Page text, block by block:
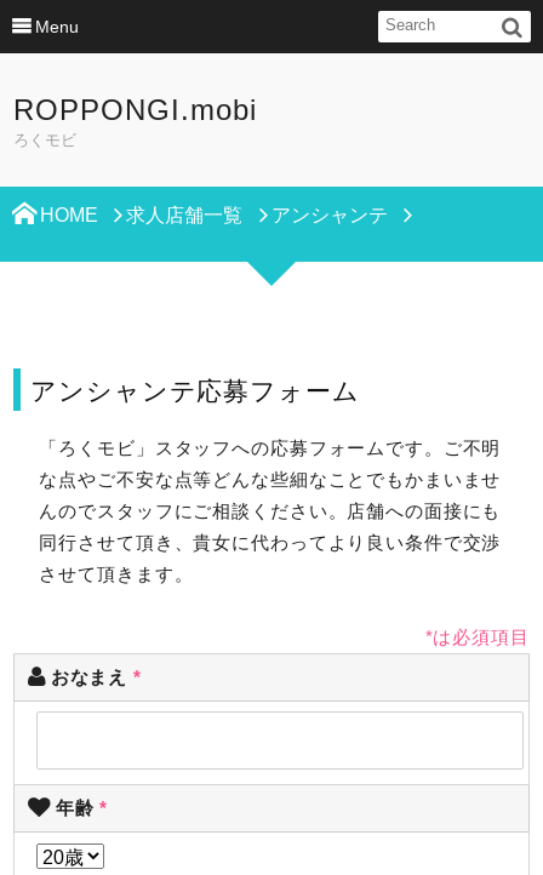
Menu
ROPPONGI.mobi
ろくモビ
HOME 求人店舗一覧 アンシャンテ
アンシャンテ応募フォーム
「ろくモビ」スタッフへの応募フォームです。ご不明
な点やご不安な点等どんな些細なことでもかまいませ
んのでスタッフにご相談ください。店舗への面接にも
同行させて頂き、貴女に代わってより良い条件で交渉
させて頂きます。
*は必須項目
おなまえ *
年齢*